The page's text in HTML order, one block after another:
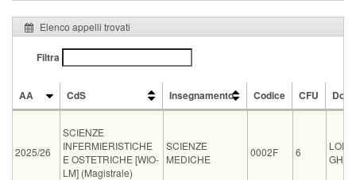
Elenco appelli trovati
Filtra
AA CdS Insegnamento Codice CFU
2025/26
SCIENZE
INFERMIERISTICHE
E OSTETRICHE [WIO-
LM] (Magistrale)
SCIENZE
MEDICHE
0002F 6